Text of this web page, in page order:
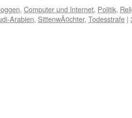
, Computer und Internet, Politik,
Arabien, SittenwÃ¤chter, Todesstrafe |